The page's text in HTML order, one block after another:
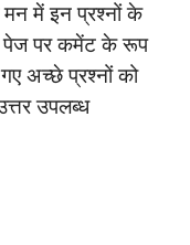
मन में इन प्रश्नों के
पेज पर कमेंट के रूप
अच्छे प्रश्नों को
उपलब्ध